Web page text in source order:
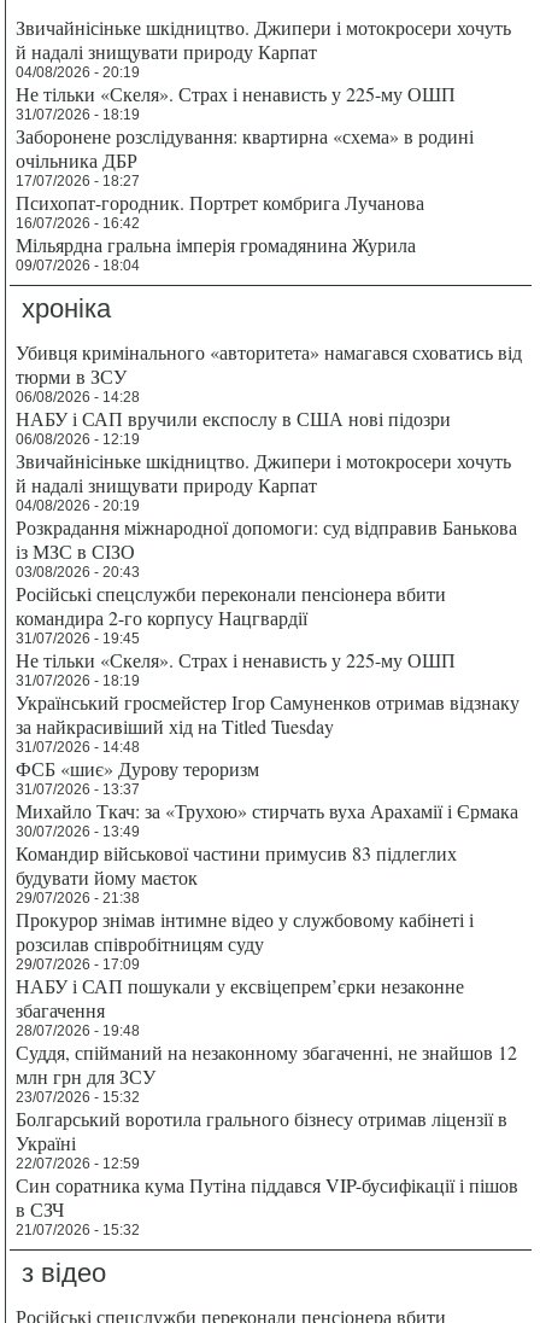
Звичайнісіньке шкідництво. Джипери і мотокросери хочуть
й надалі знищувати природу Карпат
04/08/2026 - 20:19
Не тільки «Скеля». Страх і ненависть у 225-му ОШП
31/07/2026 - 18:19
Заборонене розслідування: квартирна «схема» в родині
очільника ДБР
17/07/2026 - 18:27
Психопат-городник. Портрет комбрига Лучанова
16/07/2026 - 16:42
Мільярдна гральна імперія громадянина Журила
09/07/2026 - 18:04
хроніка
Убивця кримінального «авторитета» намагався сховатись від
тюрми в ЗСУ
06/08/2026 - 14:28
НАБУ і САП вручили експослу в США нові підозри
06/08/2026 - 12:19
Звичайнісіньке шкідництво. Джипери і мотокросери хочуть
й надалі знищувати природу Карпат
04/08/2026 - 20:19
Розкрадання міжнародної допомоги: суд відправив Банькова
із МЗС в СІЗО
03/08/2026 - 20:43
Російські спецслужби переконали пенсіонера вбити
командира 2-го корпусу Нацгвардії
31/07/2026 - 19:45
Не тільки «Скеля». Страх і ненависть у 225-му ОШП
31/07/2026 - 18:19
Український гросмейстер Ігор Самуненков отримав відзнаку
за найкрасивіший хід на Titled Tuesday
31/07/2026 - 14:48
ФСБ «шиє» Дурову тероризм
31/07/2026 - 13:37
Михайло Ткач: за «Трухою» стирчать вуха Арахамії і Єрмака
30/07/2026 - 13:49
Командир військової частини примусив 83 підлеглих
будувати йому маєток
29/07/2026 - 21:38
Прокурор знімав інтимне відео у службовому кабінеті і
розсилав співробітницям суду
29/07/2026 - 17:09
НАБУ і САП пошукали у ексвіцепрем’єрки незаконне
збагачення
28/07/2026 - 19:48
Суддя, спійманий на незаконному збагаченні, не знайшов 12
млн грн для ЗСУ
23/07/2026 - 15:32
Болгарський воротила грального бізнесу отримав ліцензії в
Україні
22/07/2026 - 12:59
Син соратника кума Путіна піддався VIP-бусифікації і пішов
в СЗЧ
21/07/2026 - 15:32
з відео
Російські спецслужби переконали пенсіонера вбити